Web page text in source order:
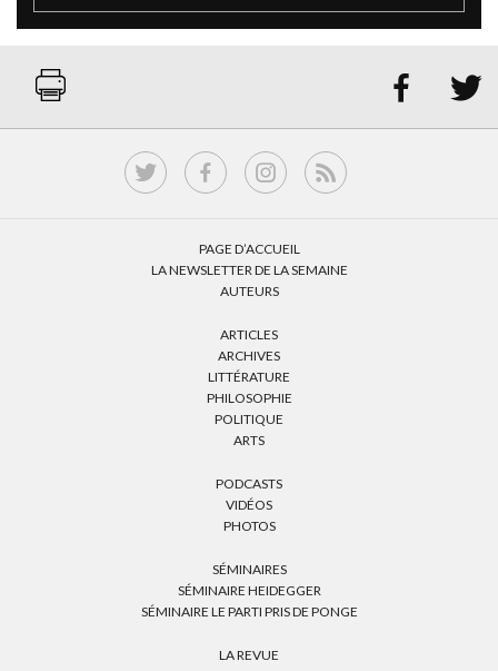
 
PAGE D’ACCUEIL
LA NEWSLETTER DE LA SEMAINE
AUTEURS
ARTICLES
ARCHIVES
LITTÉRATURE
PHILOSOPHIE
POLITIQUE
ARTS
PODCASTS
VIDÉOS
PHOTOS
SÉMINAIRES
SÉMINAIRE HEIDEGGER
SÉMINAIRE LE PARTI PRIS DE PONGE
LA REVUE